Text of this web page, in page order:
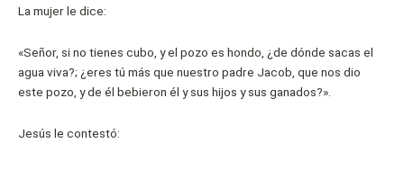
La mujer le dice:
«Señor, si no tienes cubo, y el pozo es hondo, ¿de dónde sacas el
agua viva?; ¿eres tú más que nuestro padre Jacob, que nos dio
este pozo, y de él bebieron él y sus hijos y sus ganados?».
Jesús le contestó: